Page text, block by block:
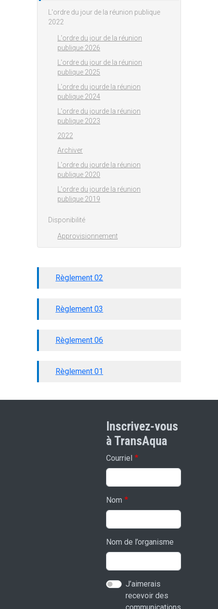
Règlement 02
Règlement 03
Règlement 06
Règlement 01
L'ordre du jour de la réunion publique
2022
L'ordre du jour de la réunion
publique 2026
L'ordre du jour de la réunion
publique 2025
L'ordre du jourde la réunion
publique 2024
L'ordre du jourde la réunion
publique 2023
2022
Archiver
L'ordre du jourde la réunion
publique 2020
L'ordre du jourde la réunion
publique 2019
Disponibilité
Approvisionnement
Inscrivez-vous
à TransAqua
Courriel
Nom
Nom de l’organisme
J’aimerais
recevoir des